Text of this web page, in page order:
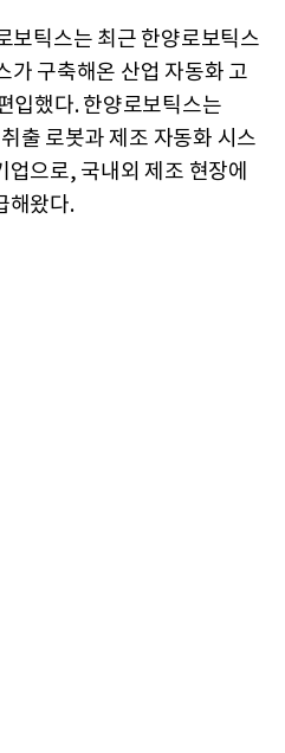
보틱스는 최근 한양로보틱스
가 구축해온 산업 자동화 고
입했다. 한양로보틱스는
출 로봇과 제조 자동화 시스
으로, 국내외 제조 현장에
해왔다.